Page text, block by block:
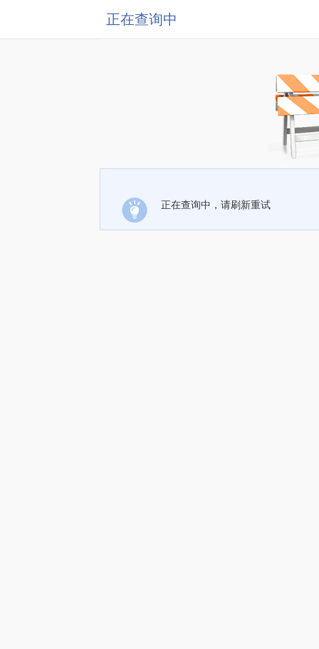
正在查询中
正在查询中，请刷新重试